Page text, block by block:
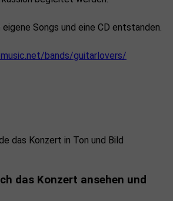
Songs und eine CD entstanden.
bands/guitarlovers/
das Konzert in Ton und Bild
das Konzert ansehen und